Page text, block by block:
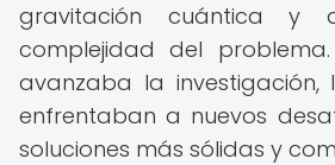
gravitación cuántica y
complejidad del
avanzaba la investigación,
enfrentaban a nuevos
soluciones más sólidas y